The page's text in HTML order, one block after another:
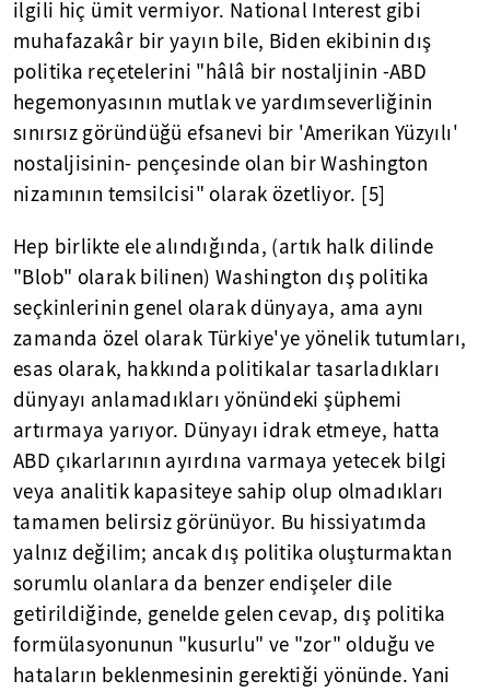
ilgili hiç ümit vermiyor. National Interest gibi
muhafazakâr bir yayın bile, Biden ekibinin dış
politika reçetelerini "hâlâ bir nostaljinin -ABD
hegemonyasının mutlak ve yardımseverliğinin
sınırsız göründüğü efsanevi bir 'Amerikan Yüzyılı'
nostaljisinin- pençesinde olan bir Washington
nizamının temsilcisi" olarak özetliyor. [5]
Hep birlikte ele alındığında, (artık halk dilinde
"Blob" olarak bilinen) Washington dış politika
seçkinlerinin genel olarak dünyaya, ama aynı
zamanda özel olarak Türkiye'ye yönelik tutumları,
esas olarak, hakkında politikalar tasarladıkları
dünyayı anlamadıkları yönündeki şüphemi
artırmaya yarıyor. Dünyayı idrak etmeye, hatta
ABD çıkarlarının ayırdına varmaya yetecek bilgi
veya analitik kapasiteye sahip olup olmadıkları
tamamen belirsiz görünüyor. Bu hissiyatımda
yalnız değilim; ancak dış politika oluşturmaktan
sorumlu olanlara da benzer endişeler dile
getirildiğinde, genelde gelen cevap, dış politika
formülasyonunun "kusurlu" ve "zor" olduğu ve
hataların beklenmesinin gerektiği yönünde. Yani